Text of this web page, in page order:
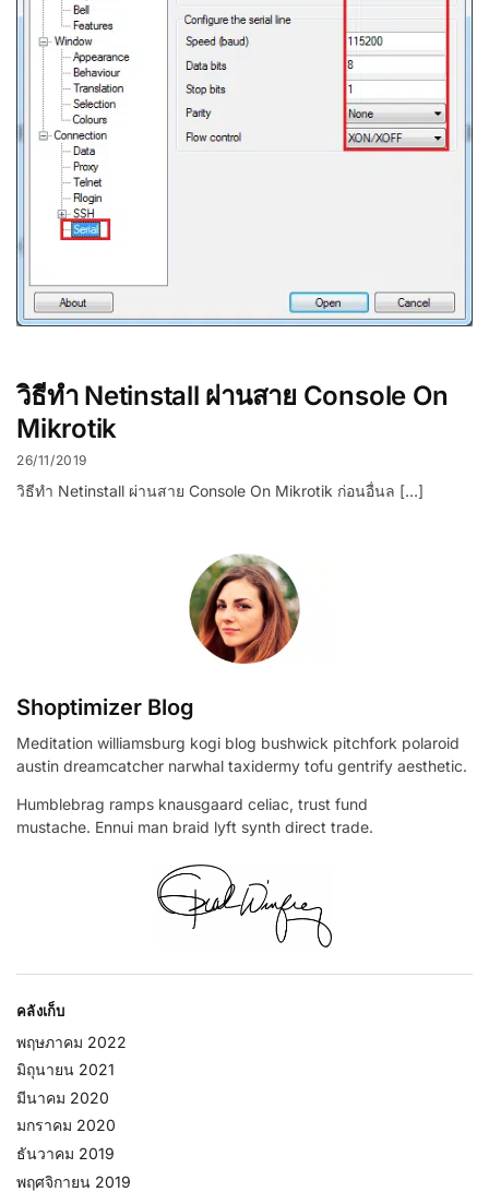
วิธีทำ Netinstall ผ่านสาย Console On
Mikrotik
26/11/2019
วิธีทำ Netinstall ผ่านสาย Console On Mikrotik ก่อนอื่นล […]
Shoptimizer Blog
Meditation williamsburg kogi blog bushwick pitchfork polaroid
austin dreamcatcher narwhal taxidermy tofu gentrify aesthetic.
Humblebrag ramps knausgaard celiac, trust fund
mustache. Ennui man braid lyft synth direct trade.
คลังเก็บ
พฤษภาคม 2022
มิถุนายน 2021
มีนาคม 2020
มกราคม 2020
ธันวาคม 2019
พฤศจิกายน 2019